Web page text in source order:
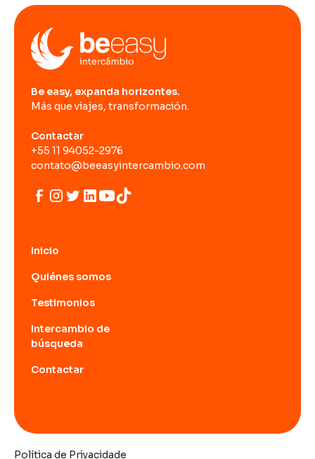
Be easy, expanda horizontes.
Más que viajes, transformación.
Contactar
+55 11 94052-2976
contato@beeasyintercambio.com
Inicio
Quiénes somos
Testimonios
Intercambio de
búsqueda
Contactar
Política de Privacidade